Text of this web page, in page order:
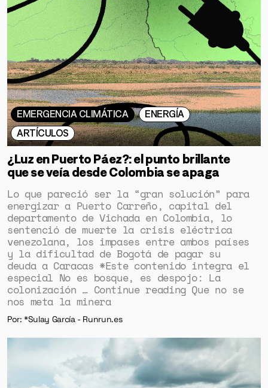
EMERGENCIA CLIMÁTICA
ENERGÍA
ARTÍCULOS
¿Luz en Puerto Páez?: el punto brillante
que se veía desde Colombia se apaga
Lo que pareció ser la “gran solución” para
energizar a Puerto Carreño, capital del
departamento de Vichada en Colombia, lo
sentenció de muerte la crisis eléctrica
venezolana, los impases entre ambos países
y la dificultad de Bogotá de pagar su
deuda a Caracas *Este contenido integra el
especial No es bosque, es despojo: La
colonización … Continue reading Que no se
nos meta la minera
Por: *Sulay García - Runrun.es